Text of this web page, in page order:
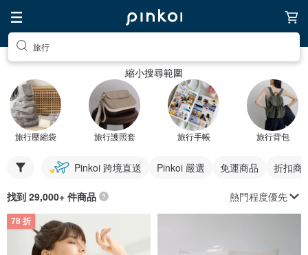
旅行
縮小搜尋範圍
旅行壓縮袋 旅行護照套 旅行手帳 旅行背包
Pinkoi 跨境直送 Pinkoi 嚴選 免運商品 折扣商
找到 29,000+ 件商品 熱門程度優先
78 折